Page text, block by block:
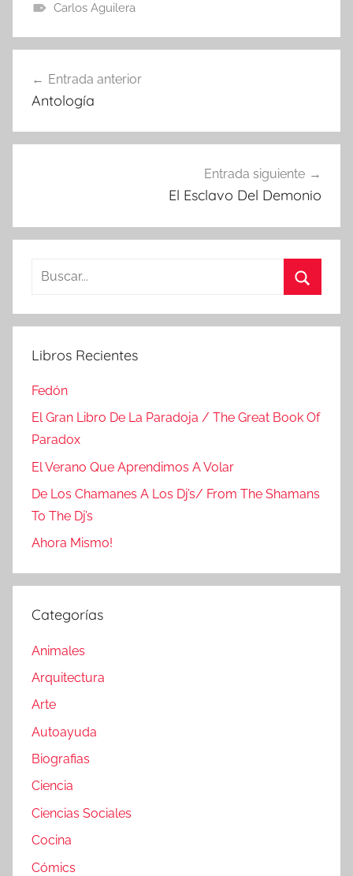
Carlos Aguilera
de
Entrada anterior
Antología
Entrada siguiente
El Esclavo Del Demonio
Buscar:
Libros Recientes
Fedón
El Gran Libro De La Paradoja / The Great Book Of
Paradox
El Verano Que Aprendimos A Volar
De Los Chamanes A Los Dj’s/ From The Shamans
To The Dj’s
Ahora Mismo!
Categorías
Animales
Arquitectura
Arte
Autoayuda
Biografias
Ciencia
Ciencias Sociales
Cocina
Cómics